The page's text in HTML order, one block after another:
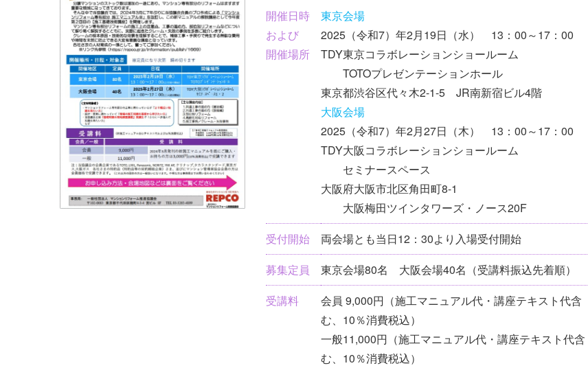
ン
ト
情
開催日時
および
開催場所
東京会場
2025（令和7）年2月19日（水） 13：00～17：00
TDY東京コラボレーションショールーム
TOTOプレゼンテーションホール
東京都渋谷区代々木2-1-5 JR南新宿ビル4階
大阪会場
2025（令和7）年2月27日（木） 13：00～17：00
TDY大阪コラボレーションショールーム
セミナースペース
大阪府大阪市北区角田町8-1
大阪梅田ツインタワーズ・ノース20F
受付開始
両会場とも当日12：30より入場受付開始
募集定員
東京会場80名 大阪会場40名（受講料振込先着順）
受講料
会員 9,000円（施工マニュアル代・講座テキスト代含
む、10％消費税込）
一般11,000円（施工マニュアル代・講座テキスト代含
む、10％消費税込）